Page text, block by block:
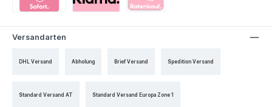
Versandarten
DHL Versand Abholung Brief Versand Spedition Versand
Standard Versand AT Standard Versand Europa Zone 1